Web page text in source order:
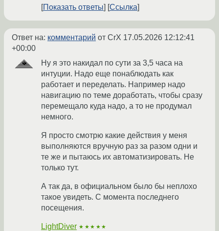
Показать ответы Ссылка
Ответ на: комментарий от CrX 17.05.2026 12:12:41
+00:00
Ну я это накидал по сути за 3,5 часа на
интуции. Надо еще понаблюдать как
работает и переделать. Например надо
навигацию по теме доработать, чтобы сразу
перемещало куда надо, а то не продумал
немного.
Я просто смотрю какие действия у меня
выполняются вручную раз за разом одни и
те же и пытаюсь их автоматизировать. Не
только тут.
А так да, в официальном было бы неплохо
такое увидеть. С момента последнего
посещения.
LightDiver ★★★★★